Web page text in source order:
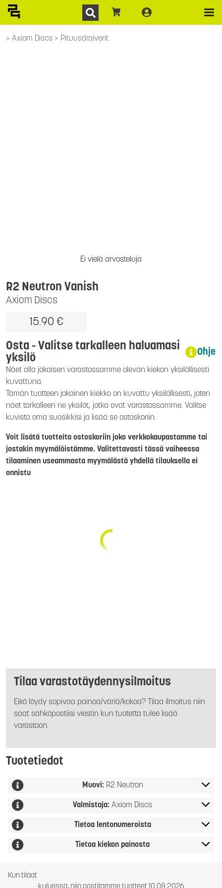
Axiom Discs Pituusdraiverit
Ei vielä arvosteluja
Axiom Discs
R2 Neutron Vanish
15.90 €
Osta - Valitse tarkalleen haluamasi
yksilö
Ohje
Näet alla jokaisen varastossamme olevan kiekon yksilöllisesti
kuvattuna.
Tämän tuotteen jokainen kiekko on kuvattu yksilöllisesti, joten
näet tarkalleen ne yksilöt, jotka ovat varastossamme. Valitse
kuvista oma suosikkisi ja lisää se ostoskoriin.
Voit lisätä tuotteita ostoskoriin joko verkkokaupastamme tai
jostakin myymälöistämme. Valitettavasti tässä vaiheessa
tilaaminen useammasta myymälästä yhdellä tilauksella ei
onnistu
Tilaa varastotäydennysilmoitus
Eikö löydy sopivaa painoa/väriä/kokoa? Tilaa ilmoitus niin
saat sähköpostiisi viestin kun tuotetta tulee lisää
varastoon.
Tuotetiedot
Muovi: R2 Neutron
Valmistaja: Axiom Discs
Tietoa lentonumeroista
Tietoa kiekon painosta
Kun tilaat